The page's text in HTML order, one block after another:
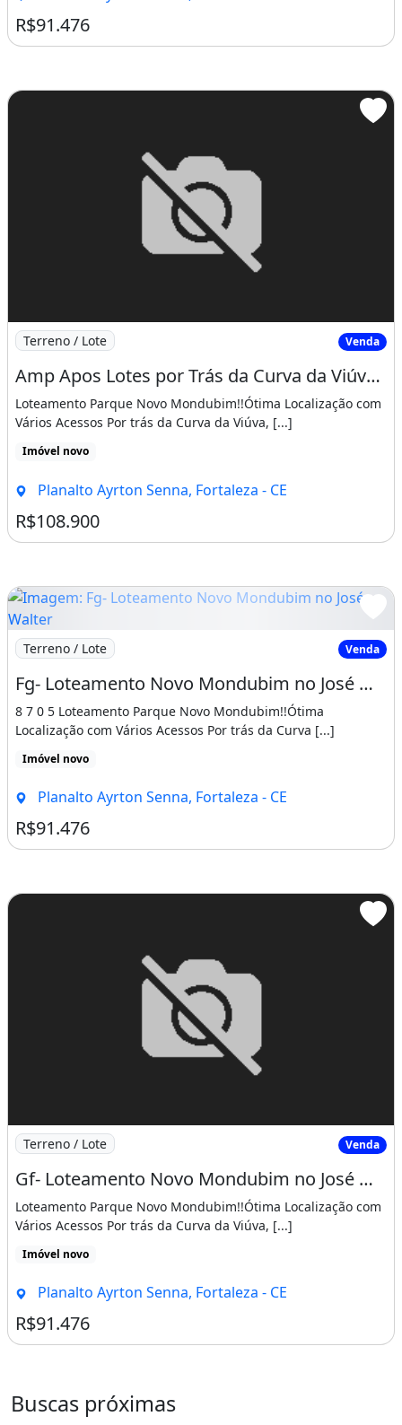
R$91.476
Imagem: Amp Apos Lotes por Trás da Curva da Viúva
Terreno / Lote Venda
Amp Apos Lotes por Trás da Curva da Viúva no José Walter. Logo
Loteamento Parque Novo Mondubim!!Ótima Localização com
Vários Acessos Por trás da Curva da Viúva, [...]
Imóvel novo
Planalto Ayrton Senna, Fortaleza - CE
R$108.900
Imagem: Fg- Loteamento Novo Mondubim no José Walter
Terreno / Lote Venda
Fg- Loteamento Novo Mondubim no José Walter Pronto para Construir 1 8 7 10 5
8 7 0 5 Loteamento Parque Novo Mondubim!!Ótima
Localização com Vários Acessos Por trás da Curva [...]
Imóvel novo
Planalto Ayrton Senna, Fortaleza - CE
R$91.476
Imagem: Gf- Loteamento Novo Mondubim no José Walter
Terreno / Lote Venda
Gf- Loteamento Novo Mondubim no José Walter, Próximo a Curva da Viúva!
Loteamento Parque Novo Mondubim!!Ótima Localização com
Vários Acessos Por trás da Curva da Viúva, [...]
Imóvel novo
Planalto Ayrton Senna, Fortaleza - CE
R$91.476
Buscas próximas